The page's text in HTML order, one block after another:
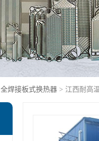
全焊接板式换热器 > 江西耐高